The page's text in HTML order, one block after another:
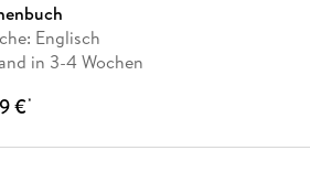
Englisch
in 3-4 Wochen
€*